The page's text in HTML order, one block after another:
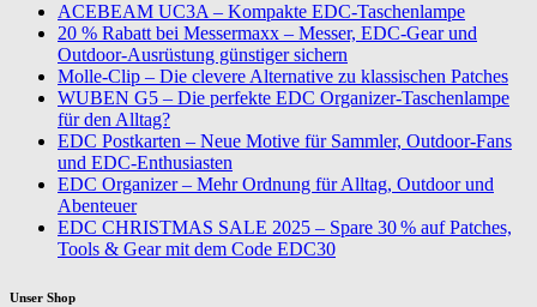
ACEBEAM UC3A – Kompakte EDC-Taschenlampe
20 % Rabatt bei Messermaxx – Messer, EDC-Gear und
Outdoor-Ausrüstung günstiger sichern
Molle-Clip – Die clevere Alternative zu klassischen Patches
WUBEN G5 – Die perfekte EDC Organizer-Taschenlampe
für den Alltag?
EDC Postkarten – Neue Motive für Sammler, Outdoor-Fans
und EDC-Enthusiasten
EDC Organizer – Mehr Ordnung für Alltag, Outdoor und
Abenteuer
EDC CHRISTMAS SALE 2025 – Spare 30 % auf Patches,
Tools & Gear mit dem Code EDC30
Unser Shop